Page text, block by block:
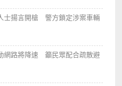
士揚言開槍 警方鎖定涉案車輛
網路將降速 籲民眾配合疏散避